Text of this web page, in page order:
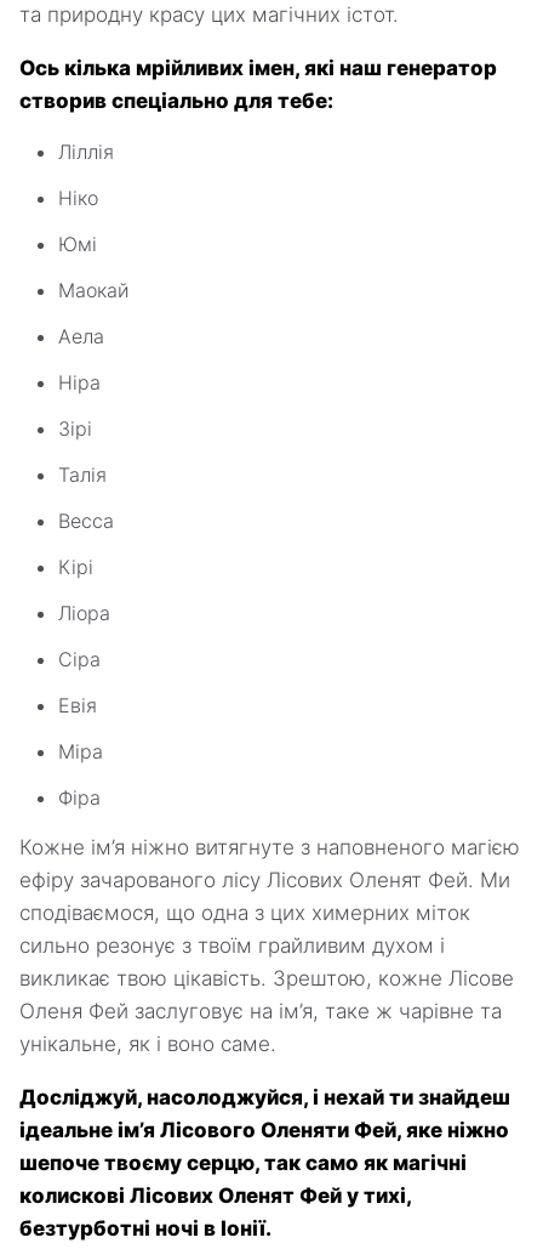
та природну красу цих магічних істот.
Ось кілька мрійливих імен, які наш генератор
створив спеціально для тебе:
Ліллія
Ніко
Юмі
Маокай
Аела
Ніра
Зірі
Талія
Весса
Кірі
Ліора
Сіра
Евія
Міра
Фіра
Кожне ім’я ніжно витягнуте з наповненого магією
ефіру зачарованого лісу Лісових Оленят Фей. Ми
сподіваємося, що одна з цих химерних міток
сильно резонує з твоїм грайливим духом і
викликає твою цікавість. Зрештою, кожне Лісове
Оленя Фей заслуговує на ім’я, таке ж чарівне та
унікальне, як і воно саме.
Досліджуй, насолоджуйся, і нехай ти знайдеш
ідеальне ім’я Лісового Оленяти Фей, яке ніжно
шепоче твоєму серцю, так само як магічні
колискові Лісових Оленят Фей у тихі,
безтурботні ночі в Іонії.